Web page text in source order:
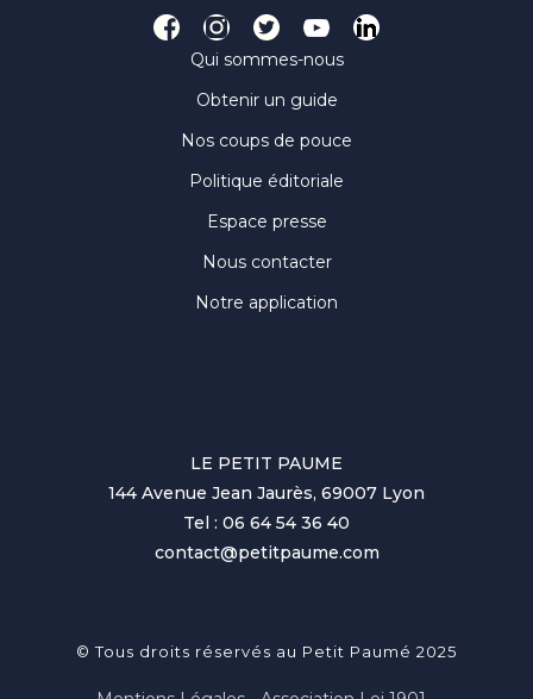
Qui sommes-nous
Obtenir un guide
Nos coups de pouce
Politique éditoriale
Espace presse
Nous contacter
Notre application
LE PETIT PAUME
144 Avenue Jean Jaurès, 69007 Lyon
Tel : 06 64 54 36 40
contact@petitpaume.com
© Tous droits réservés au Petit Paumé 2025